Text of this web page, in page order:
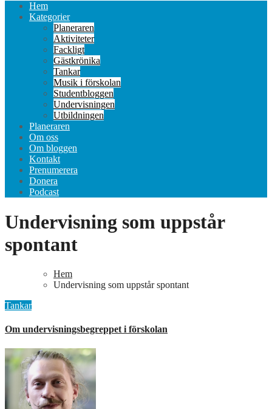
Hem
Kategorier
Planeraren
Aktiviteter
Fackligt
Gästkrönika
Tankar
Musik i förskolan
Studentbloggen
Undervisningen
Utbildningen
Planeraren
Om oss
Om bloggen
Kontakt
Prenumerera
Donera
Podcast
Undervisning som uppstår
spontant
Hem
Undervisning som uppstår spontant
Tankar
Om undervisningsbegreppet i förskolan